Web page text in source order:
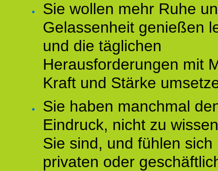
Sie wollen mehr Ruhe
Gelassenheit genießen
und die täglichen
Herausforderungen mit
Kraft und Stärke
Sie haben manchmal
Eindruck, nicht zu
Sie sind, und fühlen sich
privaten oder